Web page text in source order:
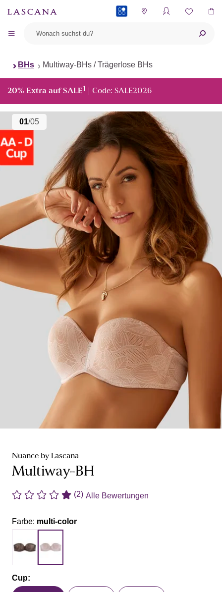
BHs Multiway-BHs / Trägerlose BHs
20% Extra auf SALE1 | Code: SALE2026
01/05
Nuance by Lascana
Multiway-BH
(2) Alle Bewertungen
Farbe: multi-color
Cup: